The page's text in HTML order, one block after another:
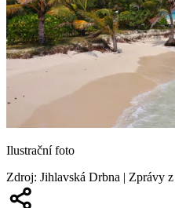
Ilustrační foto
Zdroj: Jihlavská Drbna | Zprávy